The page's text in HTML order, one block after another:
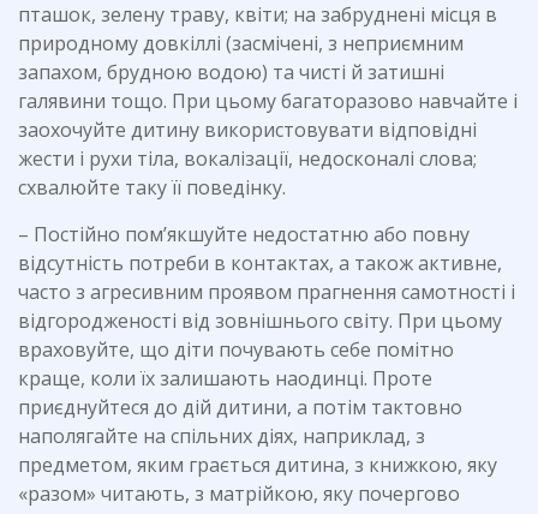
пташок, зелену траву, квіти; на забруднені місця в
природному довкіллі (засмічені, з неприємним
запахом, брудною водою) та чисті й затишні
галявини тощо. При цьому багаторазово навчайте і
заохочуйте дитину використовувати відповідні
жести і рухи тіла, вокалізації, недосконалі слова;
схвалюйте таку її поведінку.
– Постійно пом’якшуйте недостатню або повну
відсутність потреби в контактах, а також активне,
часто з агресивним проявом прагнення самотності і
відгородженості від зовнішнього світу. При цьому
враховуйте, що діти почувають себе помітно
краще, коли їх залишають наодинці. Проте
приєднуйтеся до дій дитини, а потім тактовно
наполягайте на спільних діях, наприклад, з
предметом, яким грається дитина, з книжкою, яку
«разом» читають, з матрійкою, яку почергово